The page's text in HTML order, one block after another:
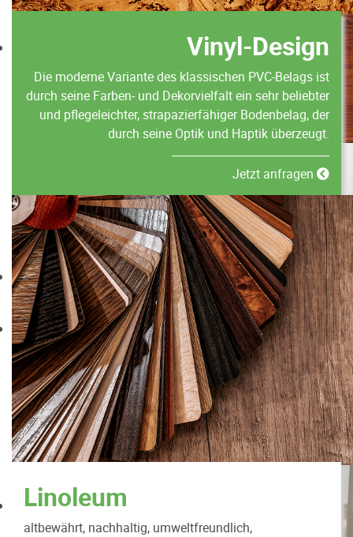
Vinyl-Design
Die moderne Variante des klassischen PVC-Belags ist
durch seine Farben- und Dekorvielfalt ein sehr beliebter
und pflegeleichter, strapazierfähiger Bodenbelag, der
durch seine Optik und Haptik überzeugt.
Jetzt anfragen
Linoleum
altbewährt, nachhaltig, umweltfreundlich,